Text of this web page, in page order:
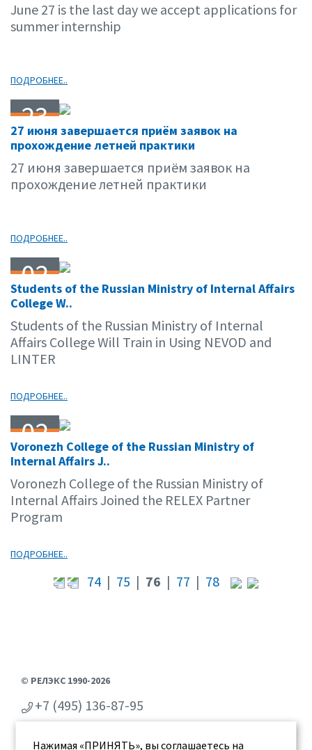
June 27 is the last day we accept applications for
summer internship
ПОДРОБНЕЕ..
23
06.09
27 июня завершается приём заявок на
прохождение летней практики
27 июня завершается приём заявок на
прохождение летней практики
ПОДРОБНЕЕ..
02
06.09
Students of the Russian Ministry of Internal Affairs
College W..
Students of the Russian Ministry of Internal
Affairs College Will Train in Using NEVOD and
LINTER
ПОДРОБНЕЕ..
02
06.09
Voronezh College of the Russian Ministry of
Internal Affairs J..
Voronezh College of the Russian Ministry of
Internal Affairs Joined the RELEX Partner
Program
ПОДРОБНЕЕ..
74 | 75 | 76 | 77 | 78
Нажимая «ПРИНЯТЬ», вы соглашаетесь на
© РЕЛЭКС 1990-2026
+7 (495) 136-87-95